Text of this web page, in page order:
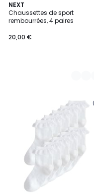
NEXT
Chaussettes de sport
rembourrées, 4 paires
20,00 €
2
Couleurs